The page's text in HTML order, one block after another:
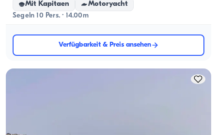
Mit Kapitaen
Motoryacht
Segeln 10 Pers. · 14.00m
Verfügbarkeit & Preis ansehen